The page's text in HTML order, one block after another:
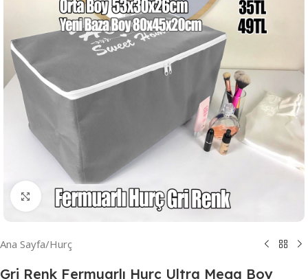
Resmi Büyüt
Ana Sayfa/Hurç
Gri Renk Fermuarlı Hurç Ultra Mega Boy